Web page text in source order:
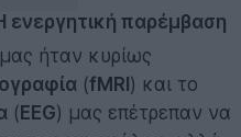
ενεργητική παρέμβαση
ήταν κυρίως
(fMRI) και το
(EEG) μας επέτρεπαν να